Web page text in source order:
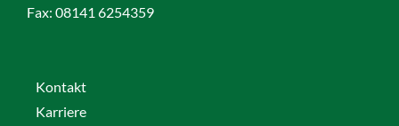
Fax: 08141 6254359
Kontakt
Karriere